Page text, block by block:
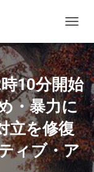
ビ
ゲ
ー
シ
ョ
ン
を
切
り
替
え
10分開始
・暴力に
立を修復
ィブ・ア